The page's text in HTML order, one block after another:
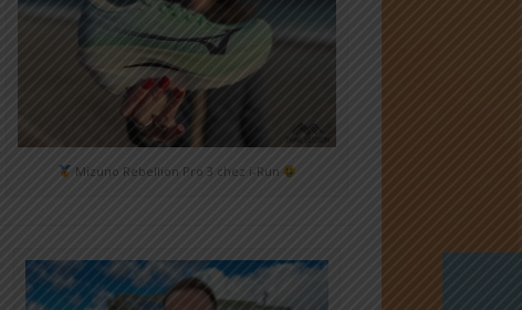
Mizuno Rebellion Pro 3 chez i-Run